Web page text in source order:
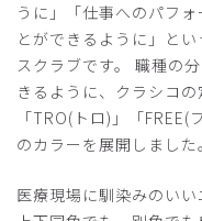
うに」「仕事へのパフ
とができるように」と
スクラブです。 職種の
きるように、クラシコの
「TRO(トロ)」「
のカラーを展開しました。
医療現場に馴染みのいい